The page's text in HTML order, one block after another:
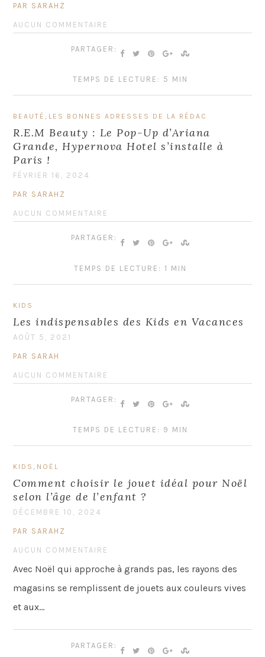
PAR SARAHZ
AUCUN COMMENTAIRE
PARTAGER:
TEMPS DE LECTURE: 5 MIN
BEAUTÉ , LES BONNES ADRESSES DE LA RÉDAC
R.E.M Beauty : Le Pop-Up d’Ariana
Grande, Hypernova Hotel s’installe à
Paris !
FÉVRIER 16, 2024
PAR SARAHZ
AUCUN COMMENTAIRE
PARTAGER:
TEMPS DE LECTURE: 1 MIN
KIDS
Les indispensables des Kids en Vacances
AOÛT 5, 2021
PAR SARAH
AUCUN COMMENTAIRE
PARTAGER:
TEMPS DE LECTURE: 9 MIN
KIDS , NOËL
Comment choisir le jouet idéal pour Noël
selon l’âge de l’enfant ?
DÉCEMBRE 10, 2024
PAR SARAHZ
AUCUN COMMENTAIRE
Avec Noël qui approche à grands pas, les rayons des
magasins se remplissent de jouets aux couleurs vives
et aux…
PARTAGER: